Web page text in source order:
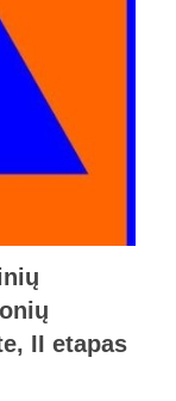
II etapas